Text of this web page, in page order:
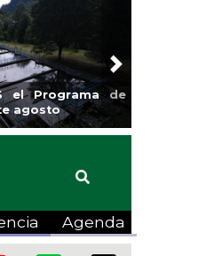
el Programa de
agosto
Next
Agenda